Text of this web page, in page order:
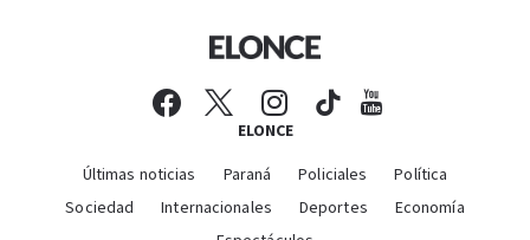
ELONCE
Últimas noticias Paraná Policiales
Política
Sociedad
Internacionales Deportes
Economía